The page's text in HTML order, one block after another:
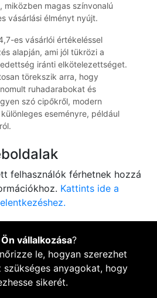
magas színvonalú
vásárlási élményt nyújt.
es vásárlói értékeléssel
alapján, ami jól tükrözi a
iránti elkötelezettséget.
törekszik arra, hogy
ruhadarabokat és
szó cipőkről, modern
eseményre, például
felhasználók férhetnek hozzá
Kattints ide a
Ön vállalkozása?
le, hogyan szerezhet
szükséges anyagokat, hogy
sikerét.